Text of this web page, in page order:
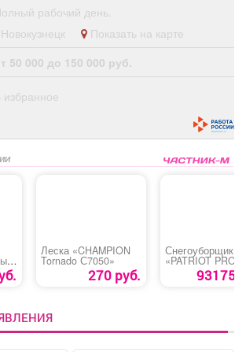
рабочий день.
Новокузнецк
Показать на карте
50 000 до 150 000 руб.
избранное
в
Леска «CHAMPION
Tornado С7050»
270 руб.
Снегоуборщик
«PATRIOT PRO
93175